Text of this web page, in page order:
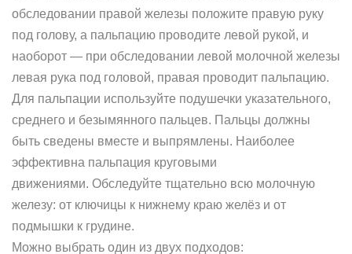
обследовании правой железы положите правую руку
под голову, а пальпацию проводите левой рукой, и
наоборот — при обследовании левой молочной железы
левая рука под головой, правая проводит пальпацию.
Для пальпации используйте подушечки указательного,
среднего и безымянного пальцев. Пальцы должны
быть сведены вместе и выпрямлены. Наиболее
эффективна пальпация круговыми
движениями. Обследуйте тщательно всю молочную
железу: от ключицы к нижнему краю желёз и от
подмышки к грудине.
Можно выбрать один из двух подходов: